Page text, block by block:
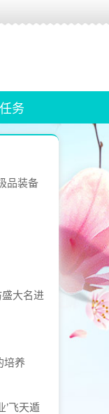
务
品装备
大名进
培养
’飞天遁